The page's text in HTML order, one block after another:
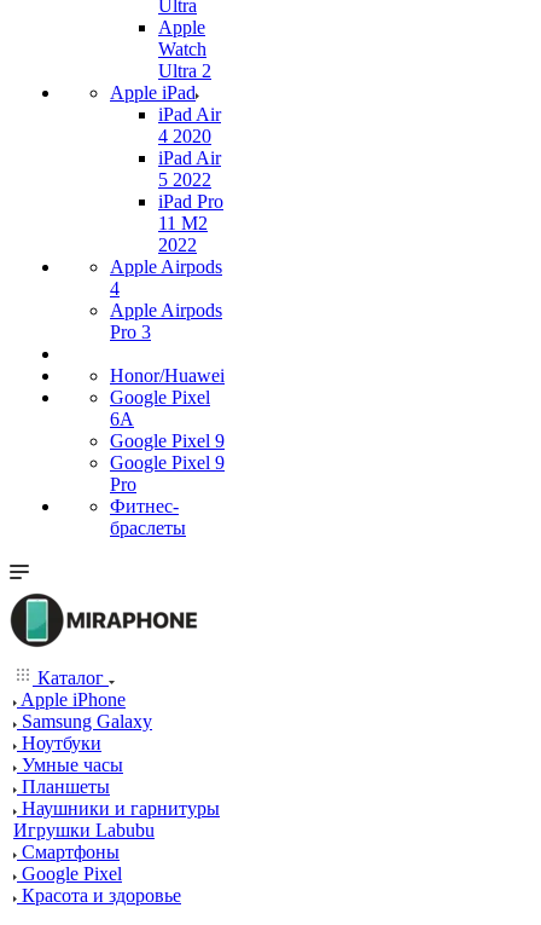
Ultra
Apple
Watch
Ultra 2
Apple iPad
iPad Air
4 2020
iPad Air
5 2022
iPad Pro
11 M2
2022
Apple Airpods
4
Apple Airpods
Pro 3
Honor/Huawei
Google Pixel
6A
Google Pixel 9
Google Pixel 9
Pro
Фитнес-
браслеты
Каталог
Apple iPhone
Samsung Galaxy
Ноутбуки
Умные часы
Планшеты
Наушники и гарнитуры
Игрушки Labubu
Смартфоны
Google Pixel
Красота и здоровье